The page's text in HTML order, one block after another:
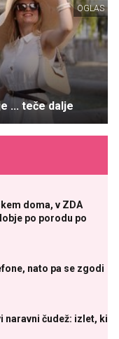
OGLAS
... teče dalje
doma, v ZDA
po porodu po
nato pa se zgodi
naravni čudež: izlet, ki